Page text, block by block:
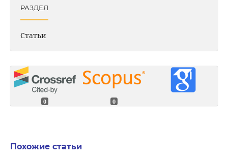
РАЗДЕЛ
Статьи
0 0
Похожие статьи